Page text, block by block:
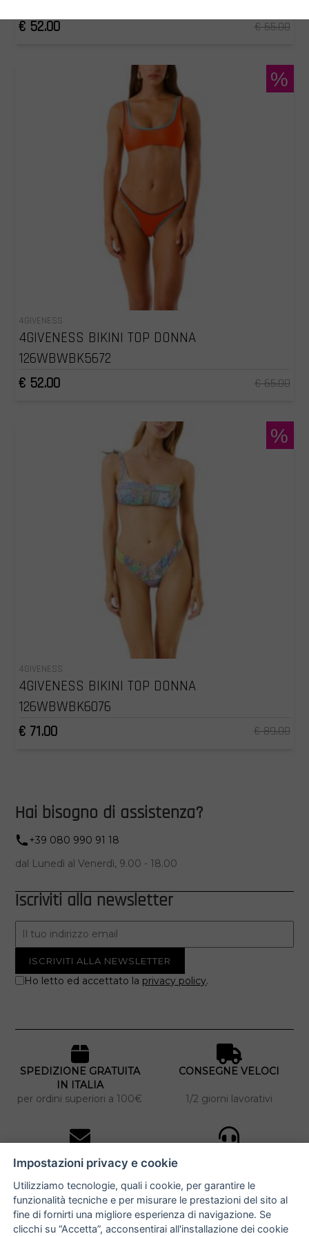
€ 52.00
€ 65.00
4GIVENESS
4GIVENESS BIKINI TOP DONNA
126WBWBK5672
€ 52.00
€ 65.00
%
4GIVENESS
4GIVENESS BIKINI TOP DONNA
126WBWBK6076
€ 71.00
€ 89.00
%
Hai bisogno di assistenza?
+39 080 990 91 18
dal Lunedì al Venerdì, 9.00 - 18.00
Iscriviti alla newsletter
Ho letto ed accettato la privacy policy.
SPEDIZIONE GRATUITA
IN ITALIA
per ordini superiori a 100€
CONSEGNE VELOCI
1/2 giorni lavorativi
iscriviti alla newsletter
per tutti gli ordini
Impostazioni privacy e cookie
Utilizziamo tecnologie, quali i cookie, per garantire le
funzionalità tecniche e per misurare le prestazioni del sito al
fine di fornirti una migliore esperienza di navigazione. Se
clicchi su “Accetta”, acconsentirai all'installazione dei cookie